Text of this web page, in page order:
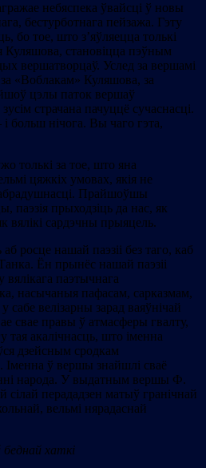
небяспека ўвайсці ў новы
бестурботнага пейзажа. Гэту
бо тое, што з’яўляецца толькі
Куляшова, становіцца пэўным
вершатворцаў. Услед за вершамі
«Воблакам» Куляшова, за
цэлы паток вершаў
страчана пачуццё сучаснасці.
больш нічога. Вы чаго гэта,
толькі за тое, што яна
цяжкіх умовах, якія не
Прайшоўшы
паэзія прыходзіць да нас, як
вялікі сардэчны прыяцель.
росце нашай паэзіі без таго, каб
Ён прынёс нашай паэзіі
вялікага паэтычнага
насычаныя пафасам, сарказмам,
велізарны зарад ваяўнічай
свае правы ў атмасферы гвалту,
тая акалічнасць, што іменна
дзейсным сродкам
Іменна ў вершы знайшлі сваё
народа. У выдатным вершы Ф.
сілай перададзен матыў гранічнай
вельмі нярадаснай
хаткі